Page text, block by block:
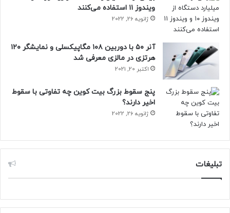
ویندوز ۱۱ استفاده می‌کنند
ژانویه 26, 2022
آنر ۵۰ با دوربین ۱۰۸ مگاپیکسلی و نمایشگر ۱۲۰
هرتزی در مالزی معرفی شد
اکتبر 20, 2021
پنج سقوط بزرگ بیت کوین چه تفاوتی با سقوط
اخیر دارند؟
ژانویه 26, 2022
تبلیغات